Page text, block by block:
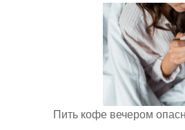
Пить кофе вечером